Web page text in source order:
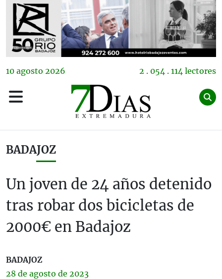
10 agosto 2026 2 . 054 . 114 lectores
BADAJOZ
Un joven de 24 años detenido
tras robar dos bicicletas de
2000€ en Badajoz
BADAJOZ
28 de agosto de 2023